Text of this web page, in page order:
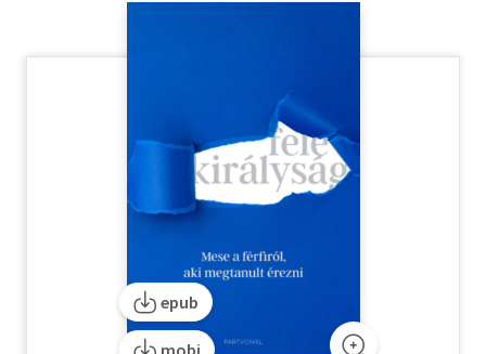
Szótár, nyelvkönyv
Társadalomtudományepub
mobi